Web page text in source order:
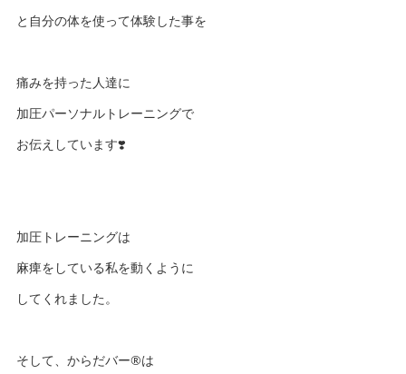
と自分の体を使って体験した事を
痛みを持った人達に
加圧パーソナルトレーニングで
お伝えしています❣️
加圧トレーニングは
麻痺をしている私を動くように
してくれました。
そして、からだバー®️は